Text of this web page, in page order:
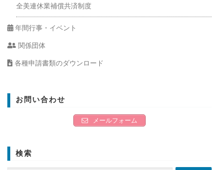
全美連休業補償共済制度
年間行事・イベント
関係団体
各種申請書類のダウンロード
お問い合わせ
メールフォーム
検索